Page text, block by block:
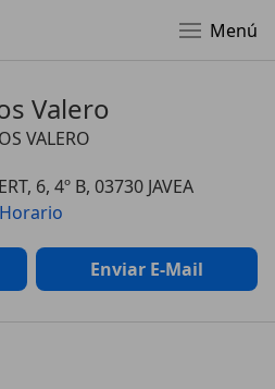
Menú
Valero
VALERO
6, 4º B, 03730 JAVEA
Horario
Enviar E-Mail